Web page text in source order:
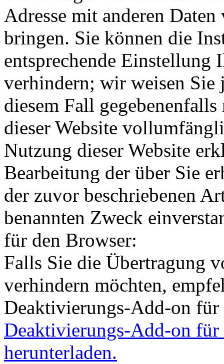
Adresse mit anderen
bringen. Sie können die
entsprechende Einstellung
verhindern; wir weisen Sie
diesem Fall
dieser Website
Nutzung dieser Website
Bearbeitung der über Sie
der zuvor beschriebenen
benannten Zweck
für den Browser:
Falls Sie die Übertragung
verhindern möchten,
Deaktivierungs-Add-on für
Deaktivierungs-Add-on
herunterladen.